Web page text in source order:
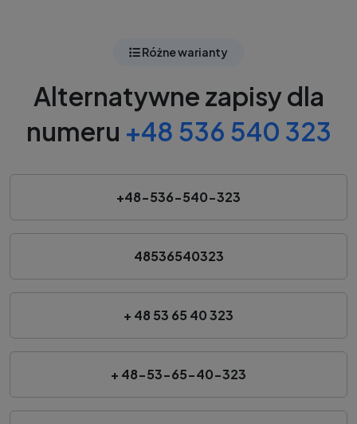
Różne warianty
Alternatywne zapisy dla
numeru +48 536 540 323
+48-536-540-323
48536540323
+ 48 53 65 40 323
+ 48-53-65-40-323